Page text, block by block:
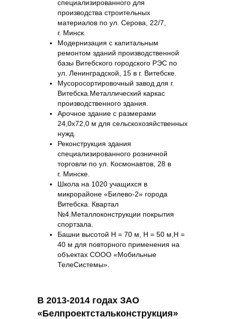
специализированного для
производства строительных
материалов по ул. Серова, 22/7,
г. Минск.
Модернизация с капитальным
ремонтом зданий производственной
базы Витебского городского РЭС по
ул. Ленинградской, 15 в г. Витебске.
Мусоросортировочный завод для г.
Витебска.Металлический каркас
производственного здания.
Арочное здание с размерами
24,0х72,0 м для сельскохозяйственных
нужд.
Реконструкция здания
специализированного розничной
торговли по ул. Космонавтов, 28 в
г. Минске.
Школа на 1020 учащихся в
микрорайоне «Билево-2» города
Витебска. Квартал
№4.Металлоконструкции покрытия
спортзала.
Башни высотой Н = 70 м, Н = 50 м,Н =
40 м для повторного применения на
объектах СООО «Мобильные
ТелеСистемы».
В 2013-2014 годах ЗАО
«Белпроектстальконструкция»